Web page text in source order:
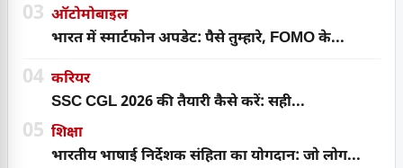
03 ऑटोमोबाइल
भारत में स्मार्टफोन अपडेट: पैसे तुम्हारे, FOMO के...
04 करियर
SSC CGL 2026 की तैयारी कैसे करें: सही...
05 शिक्षा
भारतीय भाषाई निर्देशक संहिता का योगदान: जो लोग...